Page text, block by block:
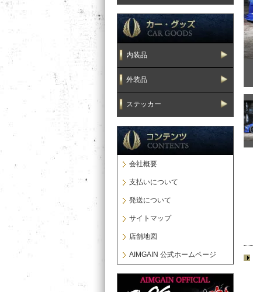
内装品
外装品
ステッカー
会社概要
支払いについて
発送について
サイトマップ
店舗地図
AIMGAIN 公式ホームページ